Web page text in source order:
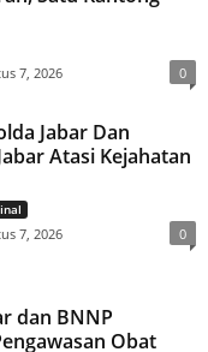
7, 2026 0
Jabar Dan
Atasi Kejahatan
7, 2026 0
dan BNNP
Obat